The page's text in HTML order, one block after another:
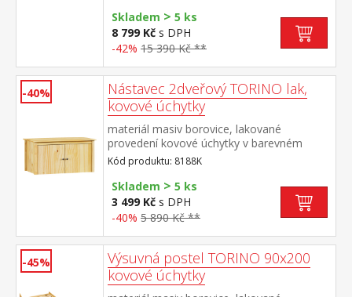
Skladem > 5 ks
8 799 Kč s DPH
-42% 15 390 Kč **
-40%
Nástavec 2dveřový TORINO lak,
kovové úchytky
materiál masiv borovice, lakované
provedení kovové úchytky v barevném
provedení černěná mosaz nástavec pro
skříň 8088K
Kód produktu: 8188K
Skladem > 5 ks
3 499 Kč s DPH
-40% 5 890 Kč **
-45%
Výsuvná postel TORINO 90x200
kovové úchytky